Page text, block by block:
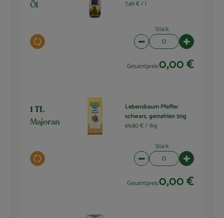
Öl
Auswahl ändern
7,49 € / l
Stück
Artikelanzahl verringern
Gesamtpreis:0,00 €
1 TL
Majoran
Auswahl ändern
Lebensbaum Pfeffer
schwarz, gemahlen 50g
69,80 € /1kg
Stück
Artikelanzahl verringern
Gesamtpreis:0,00 €